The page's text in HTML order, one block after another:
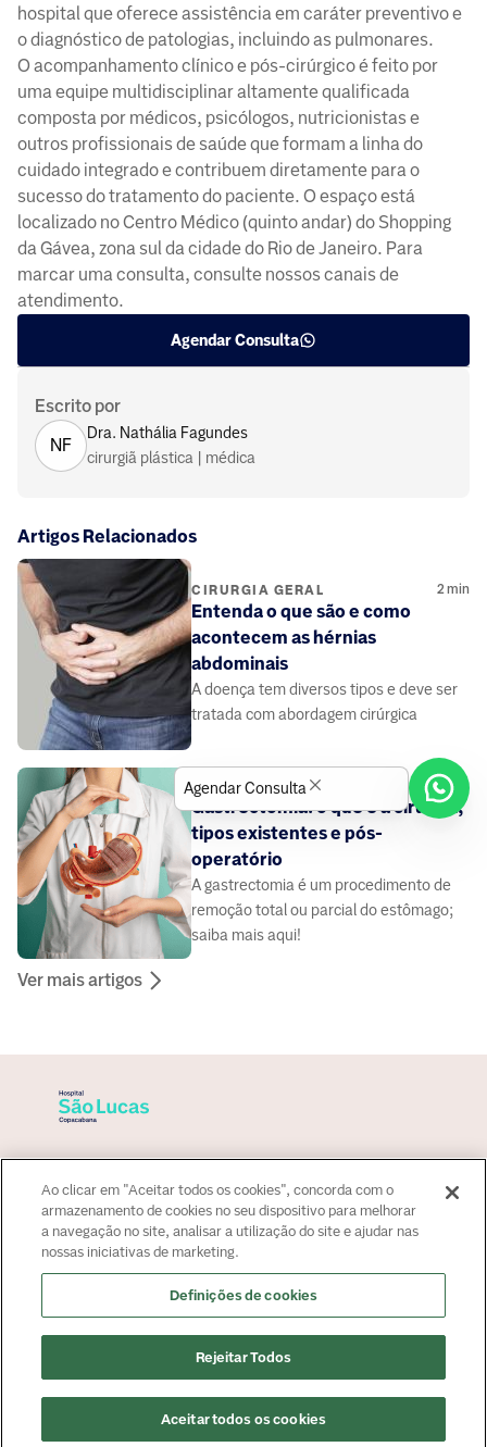
hospital que oferece assistência em caráter preventivo e
o diagnóstico de patologias, incluindo as pulmonares.
O acompanhamento clínico e pós-cirúrgico é feito por
uma equipe multidisciplinar altamente qualificada
composta por médicos, psicólogos, nutricionistas e
outros profissionais de saúde que formam a linha do
cuidado integrado e contribuem diretamente para o
sucesso do tratamento do paciente. O espaço está
localizado no Centro Médico (quinto andar) do Shopping
da Gávea, zona sul da cidade do Rio de Janeiro. Para
marcar uma consulta, consulte nossos canais de
atendimento.
Agendar Consulta
Escrito por
NF
Dra. Nathália Fagundes
cirurgiã plástica | médica
Artigos Relacionados
CIRURGIA GERAL 2 min
Entenda o que são e como
acontecem as hérnias
abdominais
A doença tem diversos tipos e deve ser
tratada com abordagem cirúrgica
CIRURGIA GERAL 3 min
Gastrectomia: o que é a cirurgia,
tipos existentes e pós-
operatório
A gastrectomia é um procedimento de
remoção total ou parcial do estômago;
saiba mais aqui!
Ver mais artigos
Atendimento:+55 21 2545 4000
+55 4020-0057
Imprensa:
Certificações
Sobre o hospital
Para paciente
Convênios
Fale Conosco
Agendar Consulta
Agendar Consulta
Ao clicar em "Aceitar todos os cookies", concorda com o
armazenamento de cookies no seu dispositivo para melhorar
a navegação no site, analisar a utilização do site e ajudar nas
nossas iniciativas de marketing.
Definições de cookies
Rejeitar Todos
Aceitar todos os cookies